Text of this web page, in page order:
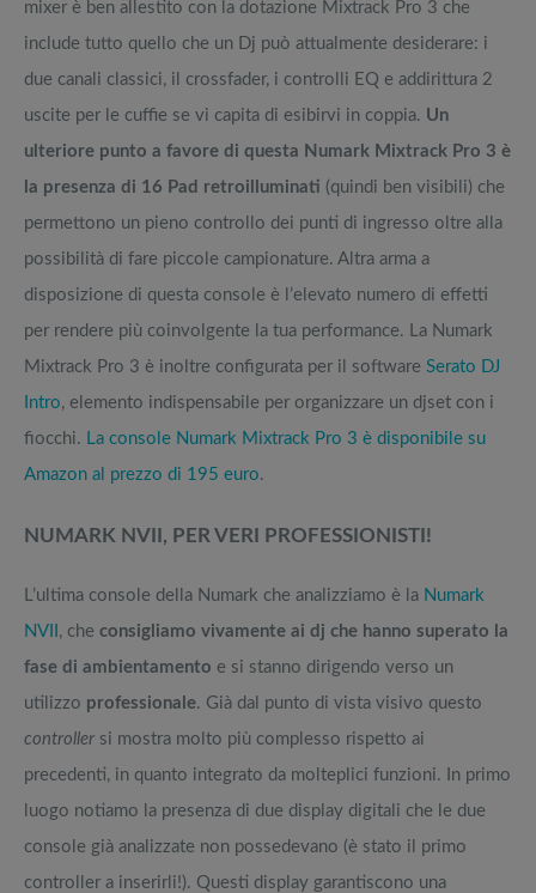
mixer è ben allestito con la dotazione Mixtrack Pro 3 che
include tutto quello che un Dj può attualmente desiderare: i
due canali classici, il crossfader, i controlli EQ e addirittura 2
uscite per le cuffie se vi capita di esibirvi in coppia. Un
ulteriore punto a favore di questa Numark Mixtrack Pro 3 è
la presenza di 16 Pad retroilluminati (quindi ben visibili) che
permettono un pieno controllo dei punti di ingresso oltre alla
possibilità di fare piccole campionature. Altra arma a
disposizione di questa console è l’elevato numero di effetti
per rendere più coinvolgente la tua performance. La Numark
Mixtrack Pro 3 è inoltre configurata per il software Serato DJ
Intro, elemento indispensabile per organizzare un djset con i
fiocchi. La console Numark Mixtrack Pro 3 è disponibile su
Amazon al prezzo di 195 euro.
NUMARK NVII, PER VERI PROFESSIONISTI!
L’ultima console della Numark che analizziamo è la Numark
NVII , che consigliamo vivamente ai dj che hanno superato la
fase di ambientamento e si stanno dirigendo verso un
utilizzo professionale. Già dal punto di vista visivo questo
controller si mostra molto più complesso rispetto ai
precedenti, in quanto integrato da molteplici funzioni. In primo
luogo notiamo la presenza di due display digitali che le due
console già analizzate non possedevano (è stato il primo
controller a inserirli!). Questi display garantiscono una